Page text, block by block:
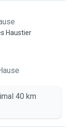
Haustier
40 km